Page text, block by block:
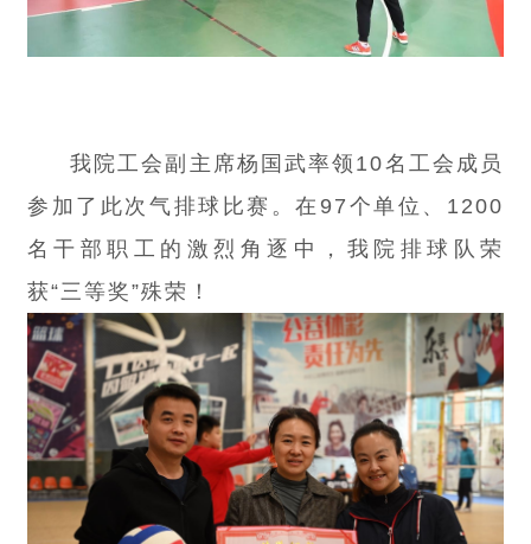
我院工会副主席杨国武率领10名工会成员
参加了此次气排球比赛。在97个单位、1200
名干部职工的激烈角逐中，我院排球队荣
获“三等奖”殊荣！